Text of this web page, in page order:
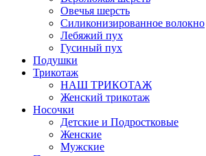
Овечья шерсть
Силиконизированное волокно
Лебяжий пух
Гусиный пух
Подушки
Трикотаж
НАШ ТРИКОТАЖ
Женский трикотаж
Носочки
Детские и Подростковые
Женские
Мужские